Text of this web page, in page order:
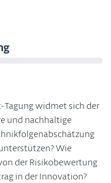
Tagung widmet sich der
und nachhaltige
Wie
der Risikobewertung
in der Innovation?